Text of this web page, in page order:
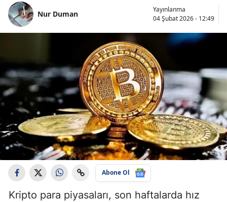
Nur Duman
Yayınlanma
04 Şubat 2026 - 12:49
Abone Ol
Kripto para piyasaları, son haftalarda hız